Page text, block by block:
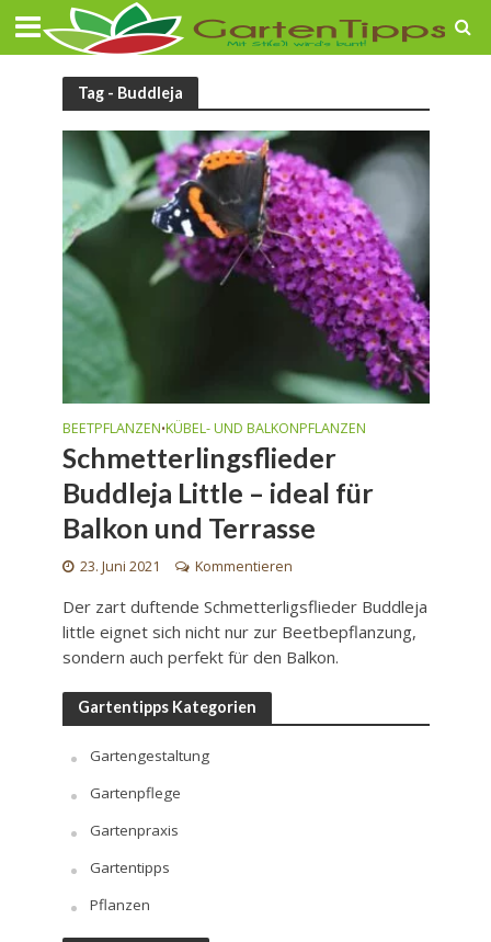
Tag - Buddleja
BEETPFLANZEN•KÜBEL- UND BALKONPFLANZEN
Schmetterlingsflieder
Buddleja Little – ideal für
Balkon und Terrasse
23. Juni 2021 Kommentieren
Der zart duftende Schmetterligsflieder Buddleja
little eignet sich nicht nur zur Beetbepflanzung,
sondern auch perfekt für den Balkon.
Gartentipps Kategorien
Gartengestaltung
Gartenpflege
Gartenpraxis
Gartentipps
Pflanzen